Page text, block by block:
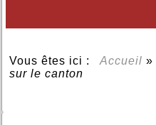
Vous êtes ici : Accueil »
sur le canton